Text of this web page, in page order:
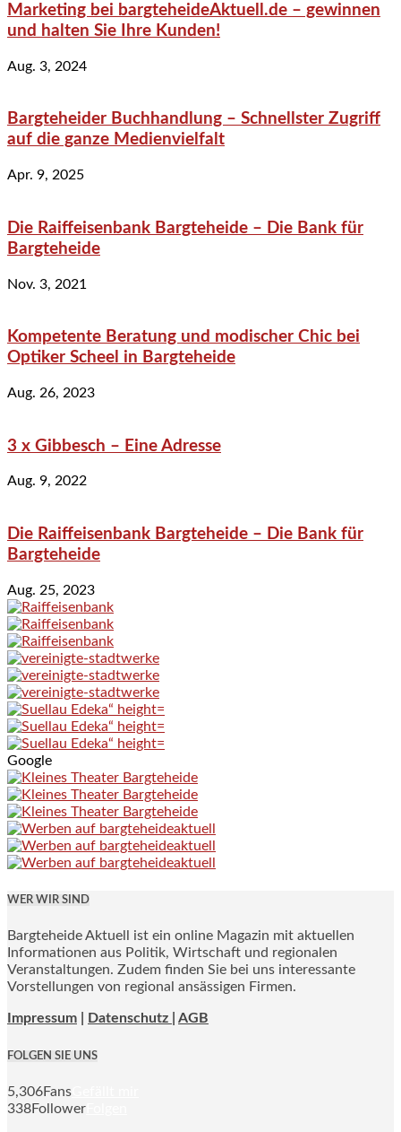
Marketing bei bargteheideAktuell.de – gewinnen
und halten Sie Ihre Kunden!
Aug. 3, 2024
Bargteheider Buchhandlung – Schnellster Zugriff
auf die ganze Medienvielfalt
Apr. 9, 2025
Die Raiffeisenbank Bargteheide – Die Bank für
Bargteheide
Nov. 3, 2021
Kompetente Beratung und modischer Chic bei
Optiker Scheel in Bargteheide
Aug. 26, 2023
3 x Gibbesch – Eine Adresse
Aug. 9, 2022
Die Raiffeisenbank Bargteheide – Die Bank für
Bargteheide
Aug. 25, 2023
Google
WER WIR SIND
Bargteheide Aktuell ist ein online Magazin mit aktuellen
Informationen aus Politik, Wirtschaft und regionalen
Veranstaltungen. Zudem finden Sie bei uns interessante
Vorstellungen von regional ansässigen Firmen.
Impressum Datenschutz | AGB
FOLGEN SIE UNS
5,306Fans
338Follower